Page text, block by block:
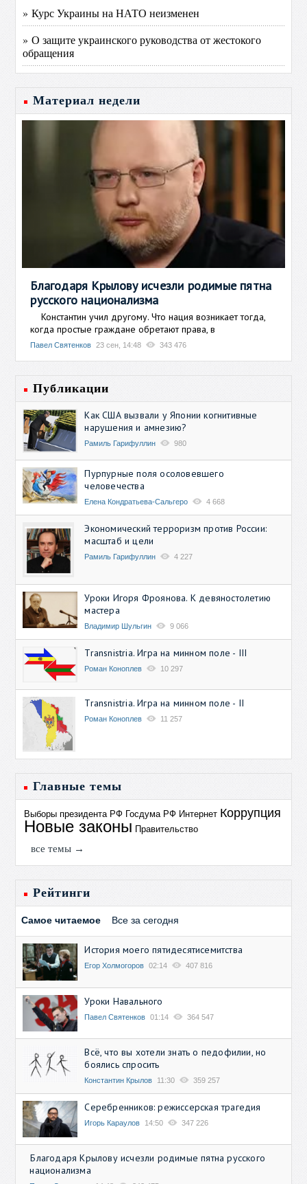
» Курс Украины на НАТО неизменен
» О защите украинского руководства от жестокого
обращения
Материал недели
Благодаря Крылову исчезли родимые пятна
русского национализма
Константин учил другому. Что нация возникает тогда,
когда простые граждане обретают права, в
Павел Святенков 23 сен, 14:48 343 476
Публикации
Как США вызвали у Японии когнитивные
нарушения и амнезию?
Рамиль Гарифуллин 980
Пурпурные поля осоловевшего
человечества
Елена Кондратьева-Сальгеро 4 668
Экономический терроризм против России:
масштаб и цели
Рамиль Гарифуллин 4 227
Уроки Игоря Фроянова. К девяностолетию
мастера
Владимир Шульгин 9 066
Transnistria. Игра на минном поле - III
Роман Коноплев 10 297
Transnistria. Игра на минном поле - II
Роман Коноплев 11 257
Главные темы
Выборы президента РФ Госдума РФ Интернет Коррупция
Новые законы Правительство
все темы →
Рейтинги
Самое читаемое Все за сегодня
История моего пятидесятисемитства
Егор Холмогоров 02:14 407 816
Уроки Навального
Павел Святенков 01:14 364 547
Всё, что вы хотели знать о педофилии, но
боялись спросить
Константин Крылов 11:30 359 257
Серебренников: режиссерская трагедия
Игорь Караулов 14:50 347 226
Благодаря Крылову исчезли родимые пятна русского
национализма